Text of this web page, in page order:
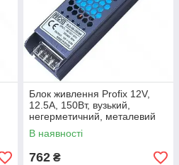
Блок живлення Profix 12V,
12.5A, 150Вт, вузький,
негерметичний, металевий
корпус
В наявності
762 ₴